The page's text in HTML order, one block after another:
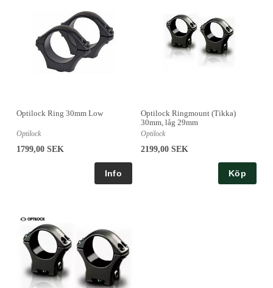
Optilock Ring 30mm Low
Optilock
1799,00 SEK
Optilock Ringmount (Tikka)
30mm, låg 29mm
Optilock
2199,00 SEK
Köp